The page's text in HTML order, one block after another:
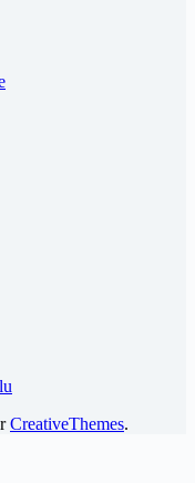
CreativeThemes.